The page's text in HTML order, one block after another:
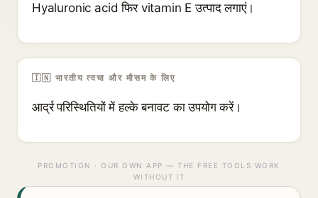
Hyaluronic acid फिर vitamin E उत्पाद लगाएं।
🇮🇳 भारतीय त्वचा और मौसम के लिए
आर्द्र परिस्थितियों में हल्के बनावट का उपयोग करें।
PROMOTION · OUR OWN APP — THE FREE TOOLS WORK
WITHOUT IT